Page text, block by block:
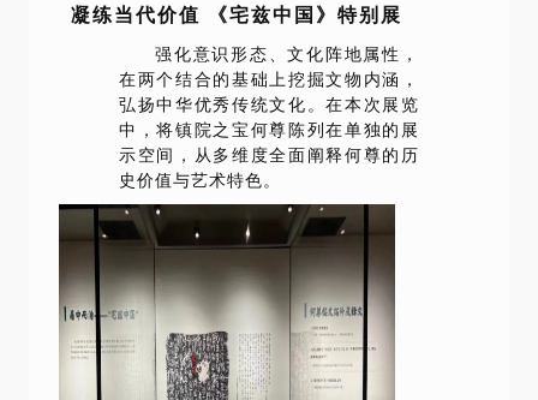
凝练当代价值 《宅兹中国》特别展
强化意识形态、文化阵地属性，
在两个结合的基础上挖掘文物内涵，
弘扬中华优秀传统文化。在本次展览
中，将镇院之宝何尊陈列在单独的展
示空间，从多维度全面阐释何尊的历
史价值与艺术特色。